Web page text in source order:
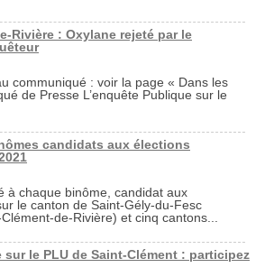
Rivière : Oxylane rejeté par le
communiqué : voir la page « Dans les
de Presse L’enquête Publique sur le
candidats aux élections
à chaque binôme, candidat aux
le canton de Saint-Gély-du-Fesc
de-Rivière) et cinq cantons...
le PLU de Saint-Clément : participez